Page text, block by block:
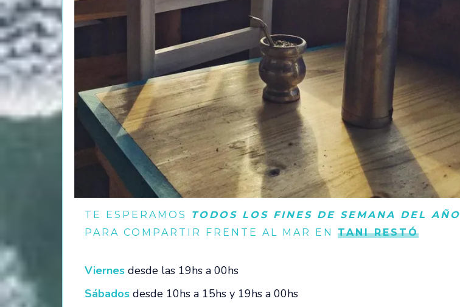
TE ESPERAMOS
TODOS LOS FINES DE SEMANA DEL AÑO
PARA COMPARTIR FRENTE AL MAR EN TANI RESTÓ
Viernes desde las 19hs a 00hs
Sábados desde 10hs a 15hs y 19hs a 00hs